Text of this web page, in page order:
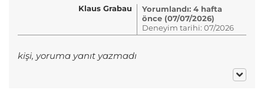
Klaus Grabau
Yorumlandı: 4 hafta
önce (07/07/2026)
Deneyim tarihi: 07/2026
kişi, yoruma yanıt yazmadı